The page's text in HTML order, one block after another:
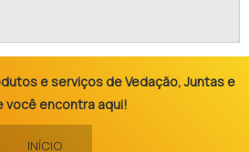
e serviços de Vedação, Juntas e
você encontra aqui!
INÍCIO